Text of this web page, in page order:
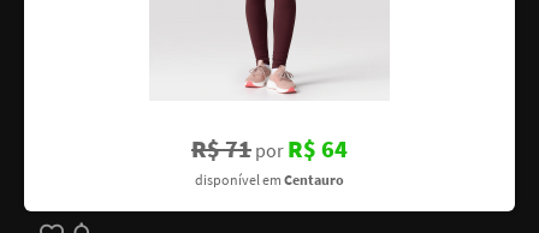
R$ 71 por R$ 64
disponível em Centauro